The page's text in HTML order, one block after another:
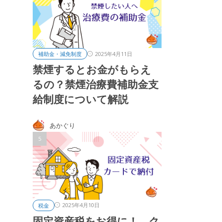
補助金・減免制度 2025年4月11日
禁煙するとお金がもらえ
るの？禁煙治療費補助金支
給制度について解説
あかぐり
税金 2025年4月10日